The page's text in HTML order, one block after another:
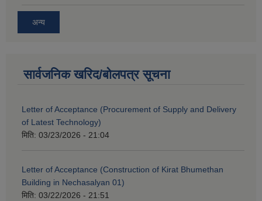
अन्य
सार्वजनिक खरिद/बोलपत्र सूचना
Letter of Acceptance (Procurement of Supply and Delivery
of Latest Technology)
मिति: 03/23/2026 - 21:04
Letter of Acceptance (Construction of Kirat Bhumethan
Building in Nechasalyan 01)
मिति: 03/22/2026 - 21:51